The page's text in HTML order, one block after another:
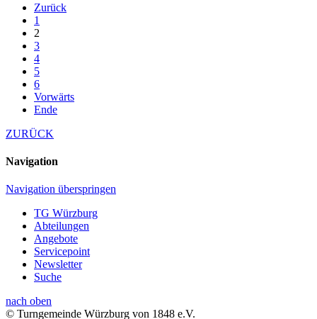
Zurück
1
2
3
4
5
6
Vorwärts
Ende
ZURÜCK
Navigation
Navigation überspringen
TG Würzburg
Abteilungen
Angebote
Servicepoint
Newsletter
Suche
nach oben
© Turngemeinde Würzburg von 1848 e.V.